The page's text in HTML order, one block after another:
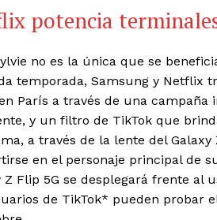
potencia
no es la única que se
temporada, Samsung y Netflix
París a través de una
y un filtro de TikTok que
a través de la lente del
en el personaje principal de
Z Flip 5G se desplegará frente al
de TikTok* pueden probar